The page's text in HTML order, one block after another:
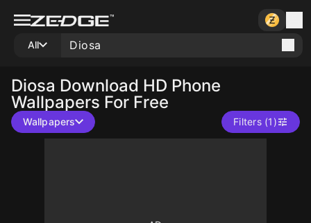
All
Diosa Download HD Phone
Wallpapers For Free
Wallpapers Filters (1)